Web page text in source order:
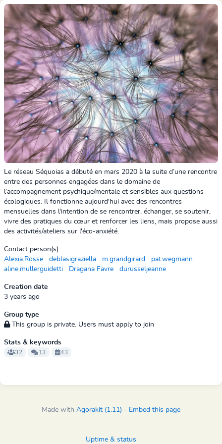
Le réseau Séquoias a débuté en mars 2020 à la suite d’une rencontre
entre des personnes engagées dans le domaine de
l’accompagnement psychique/mentale et sensibles aux questions
écologiques. Il fonctionne aujourd'hui avec des rencontres
mensuelles dans l'intention de se rencontrer, échanger, se soutenir,
vivre des pratiques du cœur et renforcer les liens, mais propose aussi
des activités/ateliers sur l'éco-anxiété.
Contact person(s)
Alexia.Rosse
deblasigraziella m.grandgirard
pat.wegmann
aline.mullerguidetti
Dragana Favre durusseljeanne
Creation date
3 years ago
Group type
This group is private. Users must apply to join
Stats & keywords
32 13 43
Made with Agorakit (1.11) - Embed this page
Uptime & status